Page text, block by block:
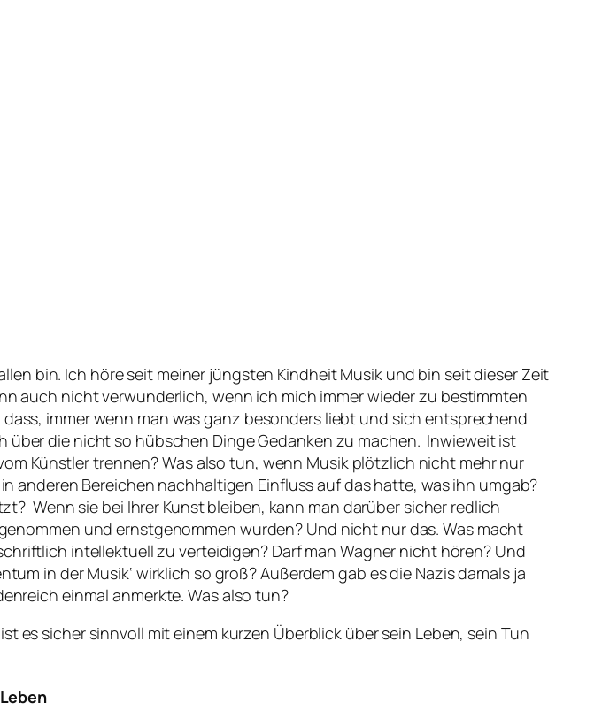
bin. Ich höre seit meiner jüngsten Kindheit Musik und bin seit dieser Zeit
auch nicht verwunderlich, wenn ich mich immer wieder zu bestimmten
immer wenn man was ganz besonders liebt und sich entsprechend
die nicht so hübschen Dinge Gedanken zu machen. Inwieweit ist
Künstler trennen? Was also tun, wenn Musik plötzlich nicht mehr nur
anderen Bereichen nachhaltigen Einfluss auf das hatte, was ihn umgab?
Wenn sie bei Ihrer Kunst bleiben, kann man darüber sicher redlich
und ernstgenommen wurden? Und nicht nur das. Was macht
intellektuell zu verteidigen? Darf man Wagner nicht hören? Und
in der Musik‘ wirklich so groß? Außerdem gab es die Nazis damals ja
einmal anmerkte. Was also tun?
es sicher sinnvoll mit einem kurzen Überblick über sein Leben, sein Tun